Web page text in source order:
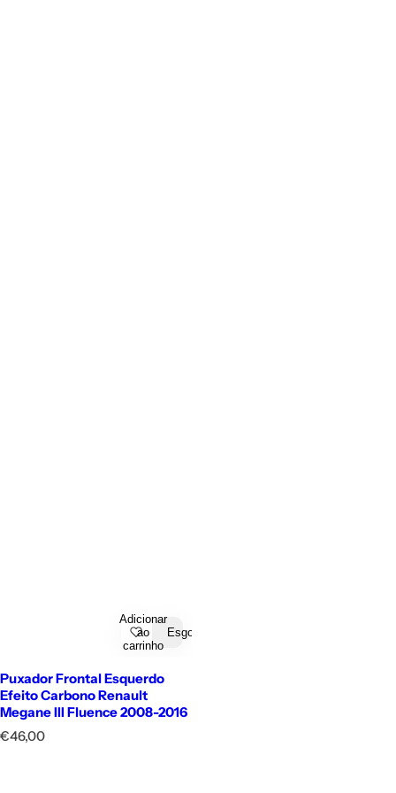
Adicionar
ao
carrinho
Esgotado
Puxador Frontal Esquerdo
Efeito Carbono Renault
Megane III Fluence 2008-2016
P
€46,00